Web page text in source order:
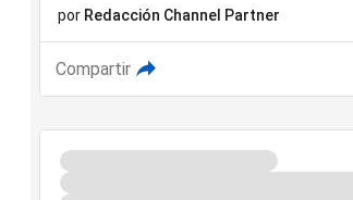
por Redacción Channel Partner
Compartir